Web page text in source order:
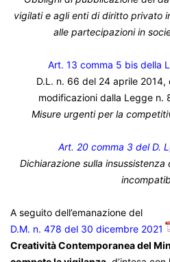
vigilati e agli enti di diritto privato
alle partecipazioni in
Art. 13 comma 5 bis della
D.L. n. 66 del 24 aprile
modificazioni dalla Legge n.
Misure urgenti per la
Art. 20 comma 3 del D.
Dichiarazione sulla
A seguito dell’emanazione del
D.M. n. 478 del 30 dicembre 2021
Creatività Contemporanea del